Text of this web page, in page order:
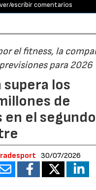
ver/escribir comentarios
el fitness, la
para 2026
supera los
de
en el segundo
30/07/2026